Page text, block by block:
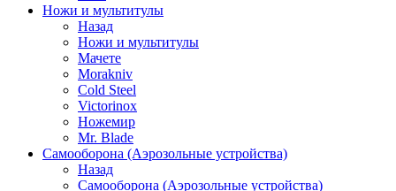
Ножи и мультитулы
Назад
Ножи и мультитулы
Мачете
Morakniv
Cold Steel
Victorinox
Ножемир
Mr. Blade
Самооборона (Аэрозольные устройства)
Назад
Самооборона (Аэрозольные устройства)